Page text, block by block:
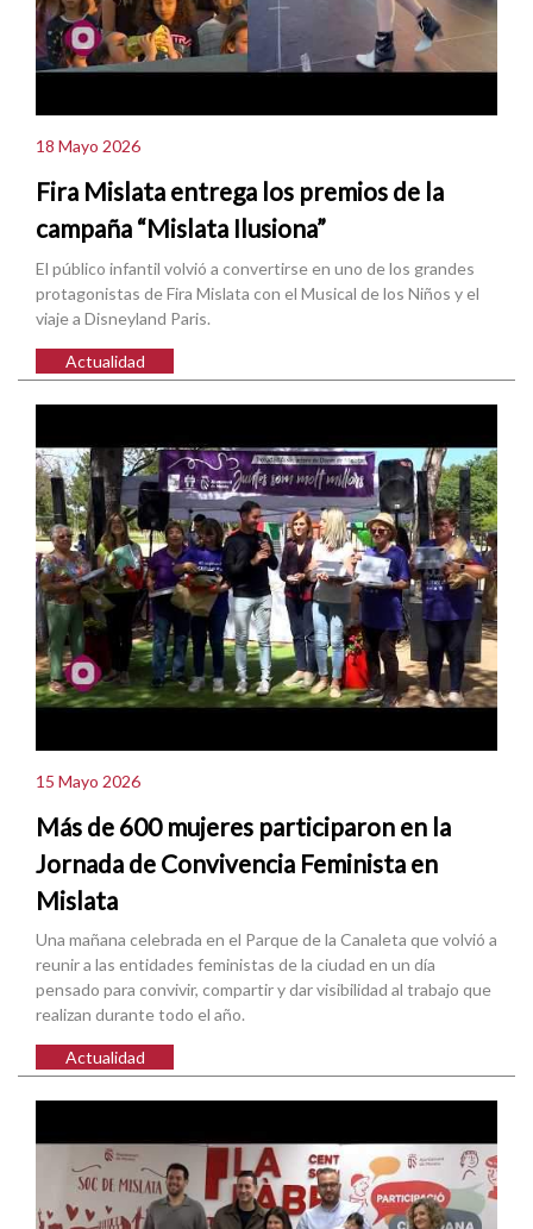
18 Mayo 2026
Fira Mislata entrega los premios de la
campaña “Mislata Ilusiona”
El público infantil volvió a convertirse en uno de los grandes
protagonistas de Fira Mislata con el Musical de los Niños y el
viaje a Disneyland Paris.
Actualidad
15 Mayo 2026
Más de 600 mujeres participaron en la
Jornada de Convivencia Feminista en
Mislata
Una mañana celebrada en el Parque de la Canaleta que volvió a
reunir a las entidades feministas de la ciudad en un día
pensado para convivir, compartir y dar visibilidad al trabajo que
realizan durante todo el año.
Actualidad